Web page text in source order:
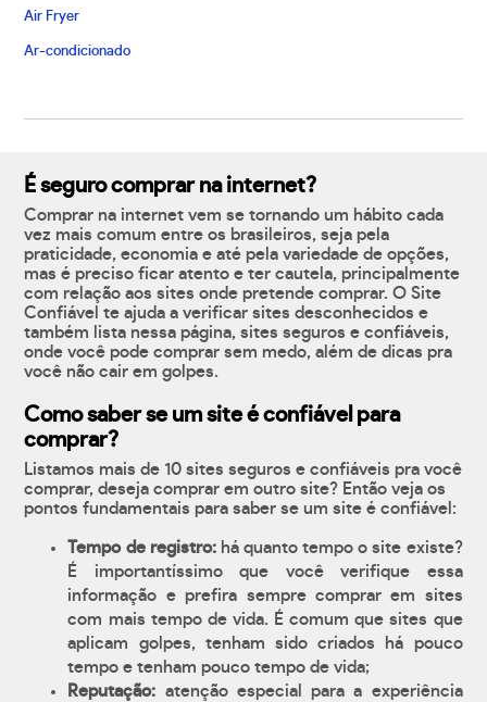
Air Fryer
Ar-condicionado
É seguro comprar na internet?
Comprar na internet vem se tornando um hábito cada
vez mais comum entre os brasileiros, seja pela
praticidade, economia e até pela variedade de opções,
mas é preciso ficar atento e ter cautela, principalmente
com relação aos sites onde pretende comprar. O Site
Confiável te ajuda a verificar sites desconhecidos e
também lista nessa página, sites seguros e confiáveis,
onde você pode comprar sem medo, além de dicas pra
você não cair em golpes.
Como saber se um site é confiável para
comprar?
Listamos mais de 10 sites seguros e confiáveis pra você
comprar, deseja comprar em outro site? Então veja os
pontos fundamentais para saber se um site é confiável:
Tempo de registro:há quanto tempo o site existe?
É importantíssimo que você verifique essa
informação e prefira sempre comprar em sites
com mais tempo de vida. É comum que sites que
aplicam golpes, tenham sido criados há pouco
tempo e tenham pouco tempo de vida;
Reputação: atenção especial para a experiência